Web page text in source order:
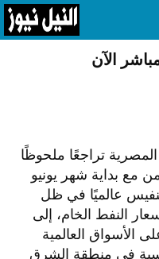
الآن
تراجعًا ملحوظًا
مع بداية شهر يونيو
النفيس عالميًا في ظل
النفط الخام، إلى
الأسواق العالمية
في منطقة الشرق